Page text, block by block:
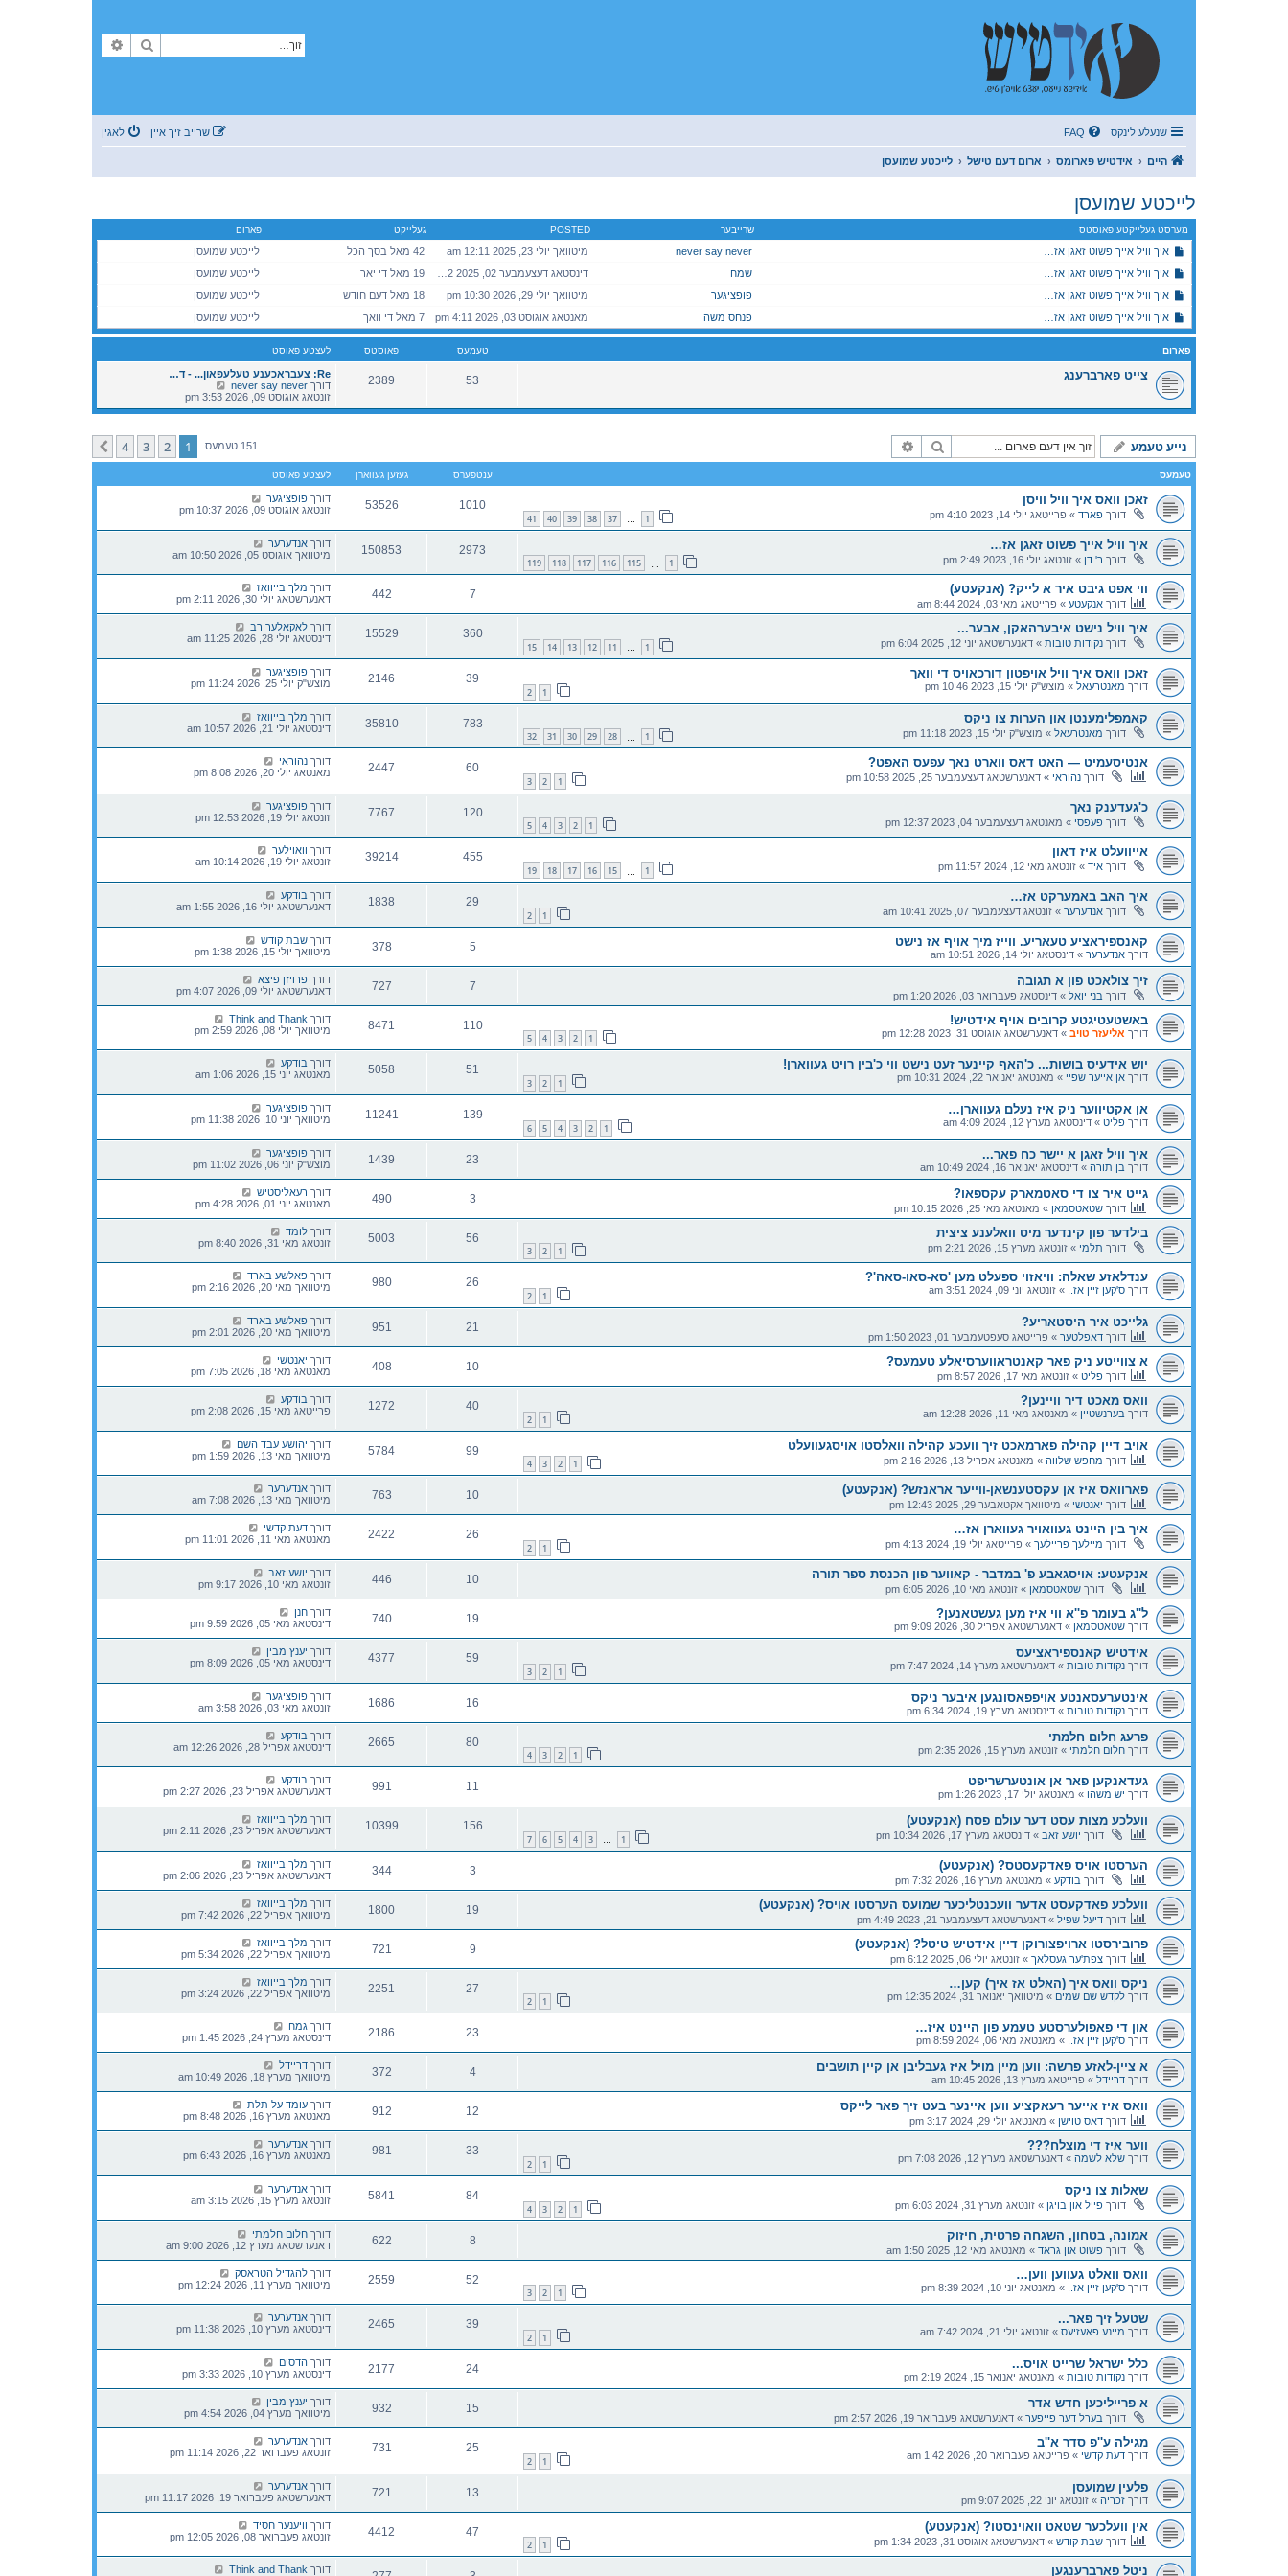
זוך
שנעלע לינקס FAQ לאגין שרייב זיך איין
היים אידטיש פארומס ארום דעם טישל לייכטע שמועסן
לייכטע שמועסן
מערסט געלייקטע פאוסטס שרייבער POSTED געלייקט פארום
איך וויל אייך פשוט זאגן אז… never say never מיטוואך יולי 23, 2025 12:11 am 42 מאל בסך הכל
לייכטע שמועסן
איך וויל אייך פשוט זאגן אז…
שמח 19 מאל די יאר
לייכטע שמועסן
איך וויל אייך פשוט זאגן אז…
פופציגער מיטוואך יולי 29, 2026 10:30 pm 18 מאל דעם חודש
לייכטע שמועסן
איך וויל אייך פשוט זאגן אז…
פנחס משה מאנטאג אוגוסט 03, 2026 4:11 pm 7 מאל די וואך לייכטע שמועסן
פארום טעמעס פאוסטס לעצטע פאוסט
צייט פארברענג 53
2389
Re: צעבראכענע טעלעפאון... - ד…
דורך never say never
i
e
h
e
l
t
s
p
s
זונטאג אוגוסט 09, 2026 3:53 pm
נייע טעמע זוך 151 טעמעס 1
2
3
4
קומענדיגע
טעמעס ענטפערס געזען געווארן לעצטע פאוסט
זאכן וואס איך וויל וויסן
דורך פארד » פרייטאג יולי 14, 2023 4:10 pm 1
…
37
38
39
40
41
1010
53526 דורך פופציגער
זונטאג אוגוסט 09, 2026 10:37 pm
איך וויל אייך פשוט זאגן אז…
דורך ר' דן » זונטאג יולי 16, 2023 2:49 pm 1
115
116
117
118
119
2973
150853 דורך אנדערער
מיטוואך אוגוסט 05, 2026 10:50 am
ווי אפט גיבט איר א לייק? (אנקעטע)
דורך אנקעטע » פרייטאג מאי 03, 2024 8:44 am
7
442 דורך מלך בייוואז
דאנערשטאג יולי 30, 2026 2:11 pm
איך וויל נישט איבערהאקן, אבער...
דורך נקודות טובות » דאנערשטאג יוני 12, 2025 6:04 pm 1
…
11
12
13
14
15
360
15529 דורך לאקאלער רב
דינסטאג יולי 28, 2026 11:25 am
זאכן וואס איך וויל אויפטון דורכאויס די וואך
דורך מאנטרעאל » מוצש"ק יולי 15, 2023 10:46 pm 1
2
39
2146 דורך פופציגער
מוצש"ק יולי 25, 2026 11:24 pm
קאמפלימענטן און הערות צו ניקס
דורך מאנטרעאל » מוצש"ק יולי 15, 2023 11:18 pm 1
28
29
30
31
32
783
35810 דורך מלך בייוואז
דינסטאג יולי 21, 2026 10:57 am
אנטיסעמיט — האט דאס ווארט נאך עפעס האפט?
דורך נהוראי » דאנערשטאג דעצעמבער 25, 2025 10:58 pm 1
2
3
60
2447 דורך נהוראי
מאנטאג יולי 20, 2026 8:08 pm
כ'געדענק נאך
דורך פעפסי » מאנטאג דעצעמבער 04, 2023 12:37 pm 1
2
3
4
5
120
7767 דורך פופציגער
זונטאג יולי 19, 2026 12:53 pm
אייוועלט איז דאון
דורך איד » זונטאג מאי 12, 2024 11:57 pm 1
15
16
17
18
19
455
39214 דורך וואוילער
זונטאג יולי 19, 2026 10:14 am
איך האב באמערקט אז…
דורך אנדערער » זונטאג דעצעמבער 07, 2025 10:41 am 1
2
29
1838 דורך בודקע
דאנערשטאג יולי 16, 2026 1:55 am
קאנספיראציע טעאריע. ווייז מיך אויף אז נישט
דורך אנדערער » דינסטאג יולי 14, 2026 10:51 am
5
378 דורך שבת קודש
מיטוואך יולי 15, 2026 1:38 pm
זיך צולאכט פון א תגובה
דורך בני יואל » דינסטאג פעברואר 03, 2026 1:20 pm
7
727 דורך פרויזן פיצא
דאנערשטאג יולי 09, 2026 4:07 pm
באשטעטיגטע קרובים אויף אידטיש!
דורך אליעזר טויב » דאנערשטאג אוגוסט 31, 2023 12:28 pm 1
2
3
4
5
110
8471 דורך Think and Thank
מיטוואך יולי 08, 2026 2:59 pm
יוש אידעיס בושות... כ'האף קיינער זעט נישט ווי כ'בין רויט געווארן!
דורך אן אייער שפיי » מאנטאג יאנואר 22, 2024 10:31 pm 1
2
3
51
5058 דורך בודקע
מאנטאג יוני 15, 2026 1:06 am
אן אקטיווער ניק איז נעלם געווארן…
דורך פליט » דינסטאג מערץ 12, 2024 4:09 am 1
2
3
4
5
6
139
11241 דורך פופציגער
מיטוואך יוני 10, 2026 11:38 pm
איך וויל זאגן א יישר כח פאר...
דורך בן תורה » דינסטאג יאנואר 16, 2024 10:49 am
23
1439 דורך פופציגער
מוצש"ק יוני 06, 2026 11:02 pm
גייט איר צו די סאטמארק עקספאו?
דורך שטאטסמאן » מאנטאג מאי 25, 2026 10:15 pm
3
490 דורך רעאליסטיש
מאנטאג יוני 01, 2026 4:28 pm
בילדער פון קינדער מיט וואלענע ציצית
דורך תלמי » זונטאג מערץ 15, 2026 2:21 pm 1
2
3
56
5003 דורך לומד
זונטאג מאי 31, 2026 8:40 pm
ענדלאזע שאלה: וויאזוי ספעלט מען 'סא-סאו-סאה'?
דורך ס'קען זיין אז.. » זונטאג יוני 09, 2024 3:51 am 1
2
26
980 דורך פאלשע בארד
מיטוואך מאי 20, 2026 2:16 pm
גלייכט איר היסטאריע?
דורך דאפלטער » פרייטאג סעפטעמבער 01, 2023 1:50 pm
21
951 דורך פאלשע בארד
מיטוואך מאי 20, 2026 2:01 pm
א צווייטע ניק פאר קאנטראווערסיאלע טעמעס?
דורך פליט » זונטאג מאי 17, 2026 8:57 pm
10
408 דורך יאנטשי
מאנטאג מאי 18, 2026 7:05 pm
וואס מאכט דיר וויינען?
דורך בערנשטיין » מאנטאג מאי 11, 2026 12:28 am 1
2
40
1272 דורך בודקע
פרייטאג מאי 15, 2026 2:08 pm
אויב דיין קהילה פארמאכט זיך וועכע קהילה וואלסטו אויסגעוועלט
דורך מחפש שלווה » מאנטאג אפריל 13, 2026 2:16 pm 1
2
3
4
99
5784 דורך יהושע עבד השם
מיטוואך מאי 13, 2026 1:59 pm
פארוואס איז אן עקסטענשאן-ווייער אראנזש? (אנקעטע)
דורך יאנטשי » מיטוואך אקטאבער 29, 2025 12:43 pm
10
763 דורך אנדערער
מיטוואך מאי 13, 2026 7:08 am
איך בין היינט געוואויר געווארן אז…
דורך מיילעך פריילעך » פרייטאג יולי 19, 2024 4:13 pm 1
2
26
2422 דורך דעת קדשי
מאנטאג מאי 11, 2026 11:01 pm
אנקעטע: אויסגאבע פ' במדבר - קאווער פון הכנסת ספר תורה
דורך שטאטסמאן » זונטאג מאי 10, 2026 6:05 pm
10
446 דורך יושע זאב
זונטאג מאי 10, 2026 9:17 pm
ל''ג בעומר פ''א ווי איז מען געשטאנען?
דורך שטאטסמאן » דאנערשטאג אפריל 30, 2026 9:09 pm
19
740 דורך חנן
דינסטאג מאי 05, 2026 9:59 pm
אידטיש קאנספיראציעס
דורך נקודות טובות » דאנערשטאג מערץ 14, 2024 7:47 pm 1
2
3
59
4377 דורך יענץ מבין
דינסטאג מאי 05, 2026 8:09 pm
אינטערעסאנטע אויפפאסונגען איבער ניקס
דורך נקודות טובות » דינסטאג מערץ 19, 2024 6:34 pm
16
1686 דורך פופציגער
זונטאג מאי 03, 2026 3:58 am
פרעג חלום חלמתי
דורך חלום חלמתי » זונטאג מערץ 15, 2026 2:35 pm 1
2
3
4
80
2665 דורך בודקע
דינסטאג אפריל 28, 2026 12:26 am
געדאנקען פאר אן אונטערשריפט
דורך יש משהו » מאנטאג יולי 17, 2023 1:26 pm
11
991 דורך בודקע
דאנערשטאג אפריל 23, 2026 2:27 pm
וועלכע מצות עסט דער עולם פסח (אנקעטע)
דורך יושע זאב » דינסטאג מערץ 17, 2026 10:34 pm 1
…
3
4
5
6
7
156
10399 דורך מלך בייוואז
דאנערשטאג אפריל 23, 2026 2:11 pm
הערסטו אויס פאדקעסטס? (אנקעטע)
דורך בודקע » מאנטאג מערץ 16, 2026 7:32 pm
3
344 דורך מלך בייוואז
דאנערשטאג אפריל 23, 2026 2:06 pm
וועלכע פאדקעסט אדער וועכנטליכער שמועס הערסטו אויס? (אנקעטע)
דורך דיעל שפיל » דאנערשטאג דעצעמבער 21, 2023 4:49 pm
19
1800 דורך מלך בייוואז
מיטוואך אפריל 22, 2026 7:42 pm
פרובירסטו ארויפצורוקן דיין אידטיש טיטל? (אנקעטע)
דורך צפת'ער געסלאך » זונטאג יולי 06, 2025 6:12 pm
9
721 דורך מלך בייוואז
מיטוואך אפריל 22, 2026 5:34 pm
ניקס וואס איך (האלט אז איך) קען…
דורך לקדש שם שמים » מיטוואך יאנואר 31, 2024 12:35 pm 1
2
27
2251 דורך מלך בייוואז
מיטוואך אפריל 22, 2026 3:24 pm
און די פאפולערסטע טעמע פון היינט איז…
דורך ס'קען זיין אז.. » מאנטאג מאי 06, 2024 8:59 pm
23
2186 דורך גמח
דינסטאג מערץ 24, 2026 1:45 pm
א ציין-לאזע פרשה: ווען מיין מויל איז געבליבן אן קיין תושבים
דורך דריידל » פרייטאג מערץ 13, 2026 10:45 am
4
372 דורך דריידל
מיטוואך מערץ 18, 2026 10:49 am
וואס איז אייער רעאקציע ווען איינער בעט זיך פאר לייקס
דורך דאס טוישן » מאנטאג יולי 29, 2024 3:17 pm
12
912 דורך עומד על תלת
מאנטאג מערץ 16, 2026 8:48 pm
ווער איז די מוצלח???
דורך שלא לשמה » דאנערשטאג מערץ 12, 2026 7:08 pm 1
2
33
981 דורך אנדערער
מאנטאג מערץ 16, 2026 6:43 pm
שאלות צו ניקס
דורך פייל און בויגן » זונטאג מערץ 31, 2024 6:03 pm 1
2
3
4
84
5841 דורך אנדערער
זונטאג מערץ 15, 2026 3:15 am
אמונה, בטחון, השגחה פרטית, חיזוק
דורך פשוט און גראד » מאנטאג מאי 12, 2025 1:50 am
8
622 דורך חלום חלמתי
דאנערשטאג מערץ 12, 2026 9:00 am
וואס וואלט געווען ווען…
דורך ס'קען זיין אז.. » מאנטאג יוני 10, 2024 8:39 pm 1
2
3
52
2559 דורך להגדיל הטראסק
מיטוואך מערץ 11, 2026 12:24 pm
שטעל זיך פאר...
דורך מיינע פאעזיעס » זונטאג יולי 21, 2024 7:42 am 1
2
39
2465 דורך אנדערער
דינסטאג מערץ 10, 2026 11:38 pm
כלל ישראל שרייט אויס...
דורך נקודות טובות » מאנטאג יאנואר 15, 2024 2:19 pm
24
2177 דורך הדסים
דינסטאג מערץ 10, 2026 3:33 pm
א פרייליכען חדש אדר
דורך בערל דער פייפער » דאנערשטאג פעברואר 19, 2026 2:57 pm
15
932 דורך יענץ מבין
מיטוואך מערץ 04, 2026 4:54 pm
מגילה ע''פ סדר א''ב
דורך דעת קדשי » פרייטאג פעברואר 20, 2026 1:42 am 1
2
25
731 דורך אנדערער
זונטאג פעברואר 22, 2026 11:14 pm
פלעין שמועסן
דורך זכריה » זונטאג יוני 22, 2025 9:07 pm
13
721 דורך אנדערער
דאנערשטאג פעברואר 19, 2026 11:17 pm
אין וועלכער שטאט וואוינסטו? (אנקעטע)
דורך שבת קודש » דאנערשטאג אוגוסט 31, 2023 1:34 pm 1
2
47
4412 דורך וויענער חסיד
זונטאג פעברואר 08, 2026 12:05 pm
ניטל פארברענגען דורך Think and Thank